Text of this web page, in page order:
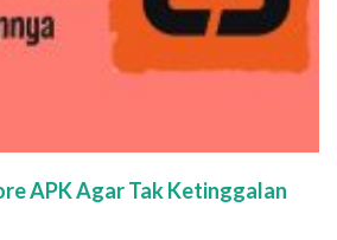
APK Agar Tak Ketinggalan